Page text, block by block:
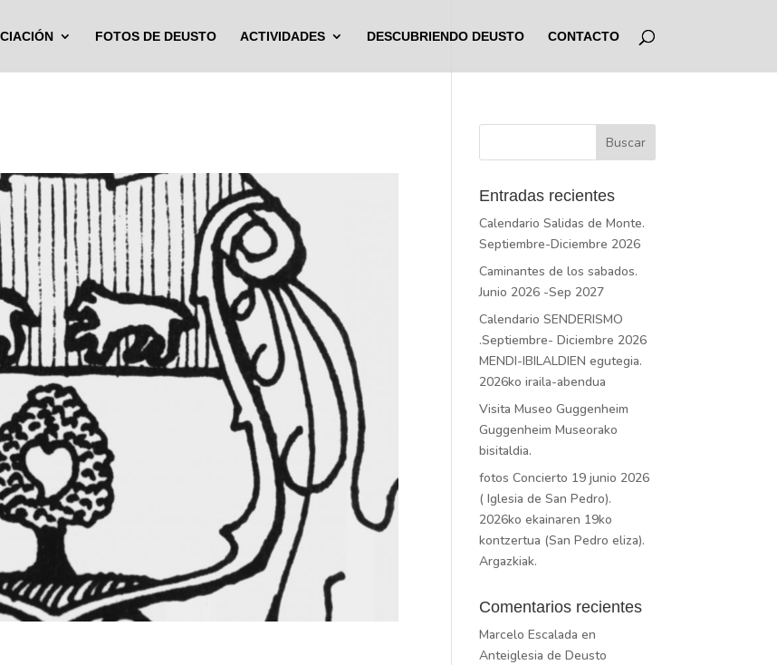
FOTOS DE DEUSTO ACTIVIDADES DESCUBRIENDO DEUSTO CONTACTO
Entradas recientes
Calendario Salidas de Monte.
Septiembre-Diciembre 2026
Caminantes de los sabados.
Junio 2026 -Sep 2027
Calendario SENDERISMO
.Septiembre- Diciembre 2026
MENDI-IBILALDIEN egutegia.
2026ko iraila-abendua
Visita Museo Guggenheim
Guggenheim Museorako
bisitaldia.
fotos Concierto 19 junio 2026
( Iglesia de San Pedro).
2026ko ekainaren 19ko
kontzertua (San Pedro eliza).
Argazkiak.
Comentarios recientes
Marcelo Escalada en
Anteiglesia de Deusto